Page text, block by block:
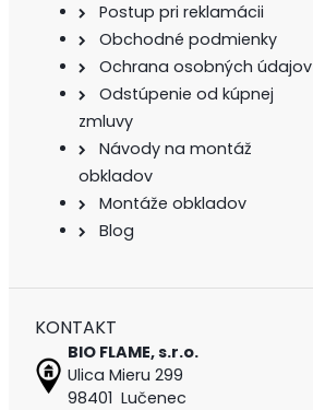
Postup pri reklamácii
Obchodné podmienky
Ochrana osobných údajov
Odstúpenie od kúpnej
zmluvy
Návody na montáž
obkladov
Montáže obkladov
Blog
KONTAKT
BIO FLAME, s.r.o.
Ulica Mieru 299
98401 Lučenec